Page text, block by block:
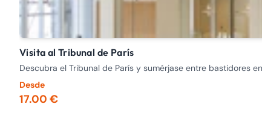
Visita al Tribunal de París
Descubra el Tribunal de París y sumérjase entre bastidores
Desde
17.00 €